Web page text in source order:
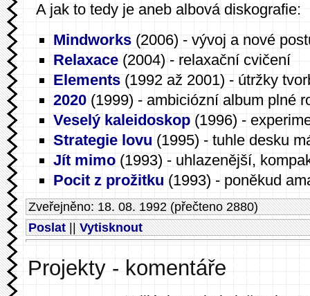
A jak to tedy je aneb albová diskografie:
Mindworks (2006) - vývoj a nové
Relaxace (2004) - relaxační cvičení
Elements (1992 až 2001) - útržky
2020 (1999) - ambiciózní album plné
Veselý kaleidoskop (1996) -
Strategie lovu (1995) - tuhle desku
Jít mimo (1993) - uhlazenější,
Pocit z prožitku (1993) - poněkud
Zveřejněno: 18. 08. 1992 (přečteno 2880)
Poslat||Vytisknout
Projekty - komentáře